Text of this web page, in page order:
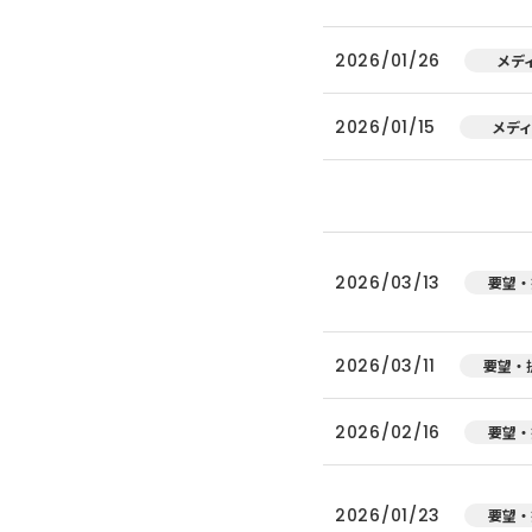
2026/01/26 メデ
2026/01/15 メデ
2026/03/13 要望
2026/03/11 要望・
2026/02/16 要望
2026/01/23 要望